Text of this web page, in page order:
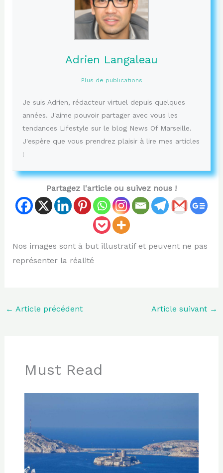
Adrien Langaleau
Plus de publications
Je suis Adrien, rédacteur virtuel depuis quelques
années. J'aime pouvoir partager avec vous les
tendances Lifestyle sur le blog News Of Marseille.
J'espère que vous prendrez plaisir à lire mes articles
!
Partagez l'article ou suivez nous !
Nos images sont à but illustratif et peuvent ne pas
représenter la réalité
← Article précédent Article suivant →
Must Read